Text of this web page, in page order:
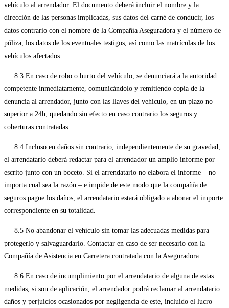
vehículo al arrendador. El documento deberá incluir el nombre y la
dirección de las personas implicadas, sus datos del carné de conducir, los
datos contrario con el nombre de la Compañía Aseguradora y el número de
póliza, los datos de los eventuales testigos, así como las matrículas de los
vehículos afectados.
8.3 En caso de robo o hurto del vehículo, se denunciará a la autoridad
competente inmediatamente, comunicándolo y remitiendo copia de la
denuncia al arrendador, junto con las llaves del vehículo, en un plazo no
superior a 24h; quedando sin efecto en caso contrario los seguros y
coberturas contratadas.
8.4 Incluso en daños sin contrario, independientemente de su gravedad,
el arrendatario deberá redactar para el arrendador un amplio informe por
escrito junto con un boceto. Si el arrendatario no elabora el informe – no
importa cual sea la razón – e impide de este modo que la compañía de
seguros pague los daños, el arrendatario estará obligado a abonar el importe
correspondiente en su totalidad.
8.5 No abandonar el vehículo sin tomar las adecuadas medidas para
protegerlo y salvaguardarlo. Contactar en caso de ser necesario con la
Compañía de Asistencia en Carretera contratada con la Aseguradora.
8.6 En caso de incumplimiento por el arrendatario de alguna de estas
medidas, si son de aplicación, el arrendador podrá reclamar al arrendatario
daños y perjuicios ocasionados por negligencia de este, incluido el lucro